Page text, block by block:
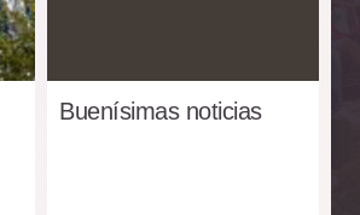
Buenísimas noticias